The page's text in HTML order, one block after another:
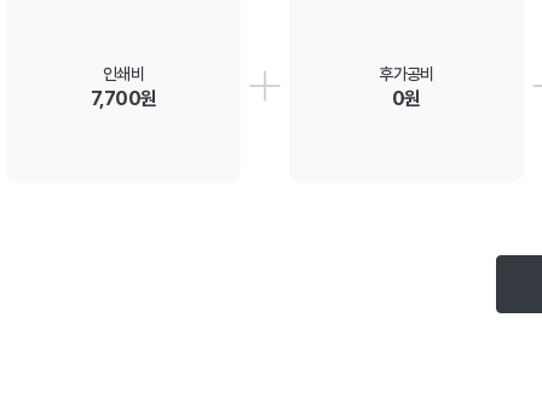
인쇄비
7,700원
후가공비
0원